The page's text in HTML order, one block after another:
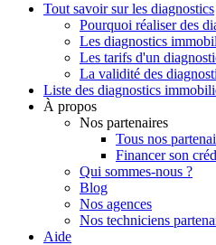
Tout savoir sur les diagnostics
Pourquoi réaliser des
Les diagnostics
Les tarifs d'un
La validité des
Liste des diagnostics
À propos
Nos partenaires
Tous nos
Financer son
Qui sommes-nous ?
Blog
Nos agences
Nos techniciens
Aide